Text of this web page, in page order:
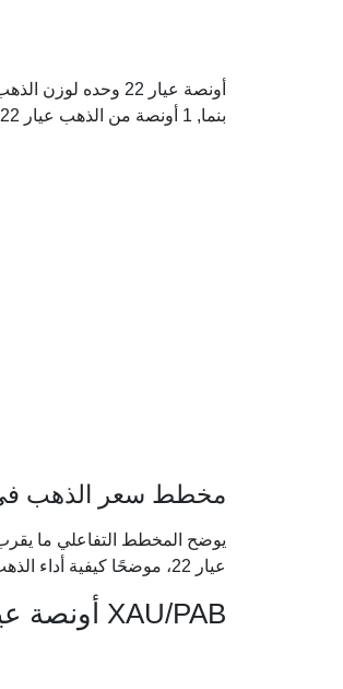
بنما, 1 أونصة من الذهب عيار 22 = 3,877.43 بالبوا بنمي.
مخطط سعر الذهب في
عيار 22، موضحًا كيفية أداء الذهب خلال الدورات الاقتصادية الكبرى.
XAU/PAB أونصة عيار 22